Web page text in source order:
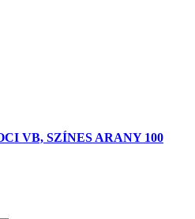
VB, SZÍNES ARANY 100